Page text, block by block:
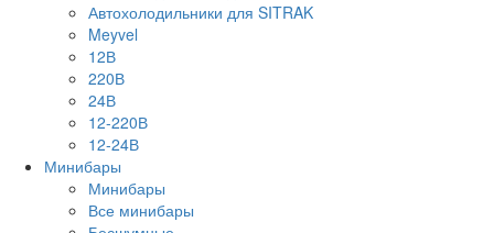
Автохолодильники для SITRAK
Meyvel
12В
220В
24В
12-220В
12-24В
Минибары
Минибары
Все минибары